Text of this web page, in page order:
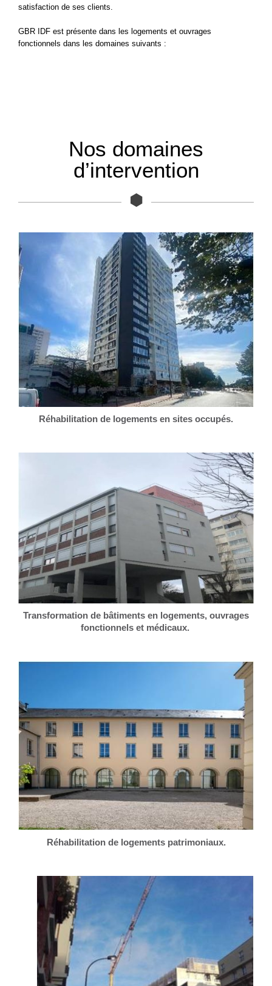
satisfaction de ses clients.
GBR IDF est présente dans les logements et ouvrages
fonctionnels dans les domaines suivants :
Nos domaines
d’intervention
Réhabilitation de logements en sites occupés.
Transformation de bâtiments en logements, ouvrages
fonctionnels et médicaux.
Réhabilitation de logements patrimoniaux.